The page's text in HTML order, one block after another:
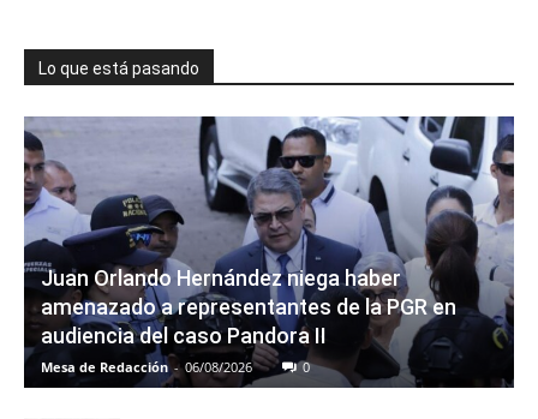
Lo que está pasando
Juan Orlando Hernández niega haber
amenazado a representantes de la PGR en
audiencia del caso Pandora II
Mesa de Redacción - 06/08/2026 0